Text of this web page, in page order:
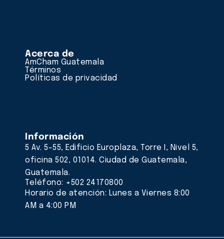
Acerca de
AmCham Guatemala
Términos
Políticas de privacidad
Información
5 Av. 5-55, Edificio Europlaza, Torre I, Nivel 5,
oficina 502, 01014. Ciudad de Guatemala,
Guatemala.
Teléfono: +502 24170800
Horario de atención: Lunes a Viernes 8:00
AM a 4:00 PM